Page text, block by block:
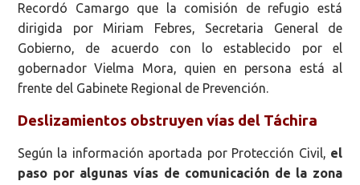
Recordó Camargo que la comisión de refugio está
dirigida por Miriam Febres, Secretaria General de
Gobierno, de acuerdo con lo establecido por el
gobernador Vielma Mora, quien en persona está al
frente del Gabinete Regional de Prevención.
Deslizamientos obstruyen vías del Táchira
Según la información aportada por Protección Civil, el
paso por algunas vías de comunicación de la zona